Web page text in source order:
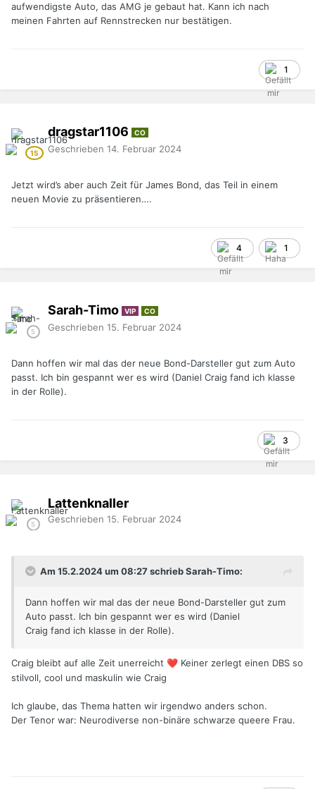
aufwendigste Auto, das AMG je gebaut hat. Kann ich nach
meinen Fahrten auf Rennstrecken nur bestätigen.
1
dragstar1106 CO
Geschrieben 14. Februar 2024
Jetzt wird’s aber auch Zeit für James Bond, das Teil in einem
neuen Movie zu präsentieren….
4 1
Sarah-Timo VIP CO
Geschrieben 15. Februar 2024
Dann hoffen wir mal das der neue Bond-Darsteller gut zum Auto
passt. Ich bin gespannt wer es wird (Daniel Craig fand ich klasse
in der Rolle).
3
Lattenknaller
Geschrieben 15. Februar 2024
Am 15.2.2024 um 08:27 schrieb Sarah-Timo:
Dann hoffen wir mal das der neue Bond-Darsteller gut zum
Auto passt. Ich bin gespannt wer es wird (Daniel
Craig fand ich klasse in der Rolle).
Craig bleibt auf alle Zeit unerreicht ❤️ Keiner zerlegt einen DBS so
stilvoll, cool und maskulin wie Craig
Ich glaube, das Thema hatten wir irgendwo anders schon.
Der Tenor war: Neurodiverse non-binäre schwarze queere Frau.